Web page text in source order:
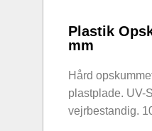
Plastik
mm
Hård
plastplade. UV-
vejrbestandig.